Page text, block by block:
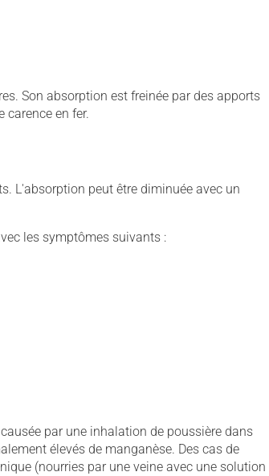
Son absorption est freinée par des apports
carence en fer.
L'absorption peut être diminuée avec un
les symptômes suivants :
par une inhalation de poussière dans
élevés de manganèse. Des cas de
(nourries par une veine avec une solution